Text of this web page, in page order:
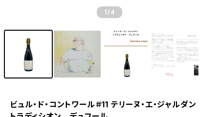
1 /4
ビュル・ド・コントワール＃11 テリーヌ・エ・ジャルダン